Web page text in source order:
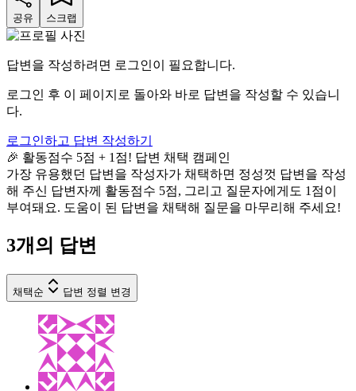
공유 스크랩
답변을 작성하려면 로그인이 필요합니다.
로그인 후 이 페이지로 돌아와 바로 답변을 작성할 수 있습니
다.
로그인하고 답변 작성하기
🎉 활동점수 5점 + 1점! 답변 채택 캠페인
가장 유용했던 답변을 작성자가 채택하면 정성껏 답변을 작성
해 주신 답변자께 활동점수 5점, 그리고 질문자에게도 1점이
부여돼요. 도움이 된 답변을 채택해 질문을 마무리해 주세요!
3개의 답변
채택순 답변 정렬 변경